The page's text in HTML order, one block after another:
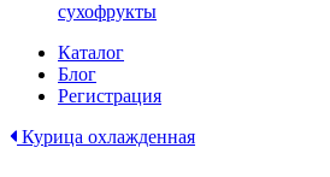
сухофрукты
Каталог
Блог
Регистрация
Курица охлажденная